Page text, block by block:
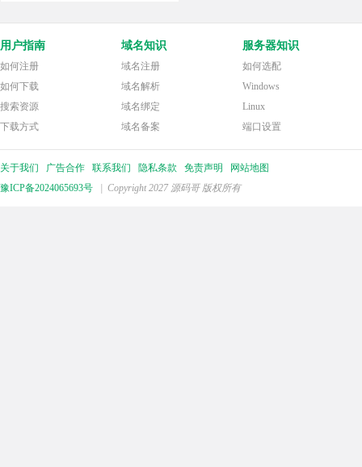
用户指南
如何注册
如何下载
搜索资源
下载方式
域名知识
域名注册
域名解析
域名绑定
域名备案
服务器知识
如何选配
Windows
Linux
端口设置
关于我们 广告合作 联系我们 隐私条款 免责声明
网站地图
豫ICP备2024065693号
| Copyright 2027 源码哥 版权所有